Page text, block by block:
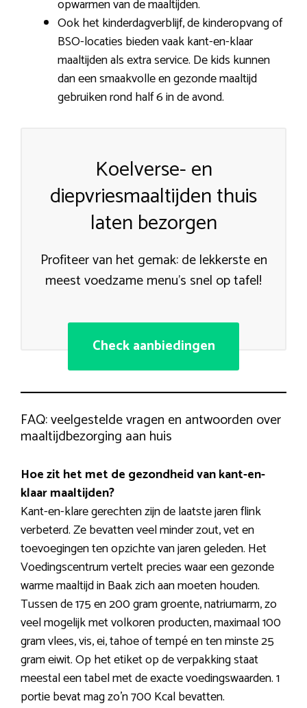
opwarmen van de maaltijden.
Ook het kinderdagverblijf, de kinderopvang of
BSO-locaties bieden vaak kant-en-klaar
maaltijden als extra service. De kids kunnen
dan een smaakvolle en gezonde maaltijd
gebruiken rond half 6 in de avond.
Koelverse- en
diepvriesmaaltijden thuis
laten bezorgen
Profiteer van het gemak: de lekkerste en
meest voedzame menu’s snel op tafel!
Check aanbiedingen
FAQ: veelgestelde vragen en antwoorden over
maaltijdbezorging aan huis
Hoe zit het met de gezondheid van kant-en-
klaar maaltijden?
Kant-en-klare gerechten zijn de laatste jaren flink
verbeterd. Ze bevatten veel minder zout, vet en
toevoegingen ten opzichte van jaren geleden. Het
Voedingscentrum vertelt precies waar een gezonde
warme maaltijd in Baak zich aan moeten houden.
Tussen de 175 en 200 gram groente, natriumarm, zo
veel mogelijk met volkoren producten, maximaal 100
gram vlees, vis, ei, tahoe of tempé en ten minste 25
gram eiwit. Op het etiket op de verpakking staat
meestal een tabel met de exacte voedingswaarden. 1
portie bevat mag zo’n 700 Kcal bevatten.